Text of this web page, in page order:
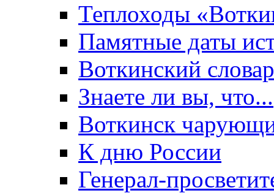
Теплоходы
Памятные даты
Воткинский
Знаете ли вы, что...
Воткинск
К дню России
Генерал-